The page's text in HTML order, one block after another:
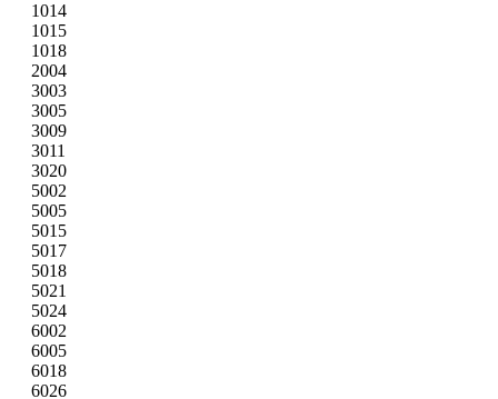
1014
1015
1018
2004
3003
3005
3009
3011
3020
5002
5005
5015
5017
5018
5021
5024
6002
6005
6018
6026